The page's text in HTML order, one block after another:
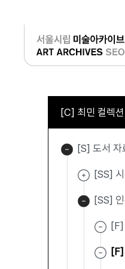
[C] 최민 컬렉션
[S] 도서 자
[SS]
[SS]
[F]